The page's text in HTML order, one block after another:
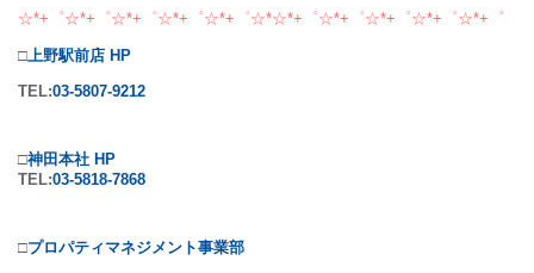
☆*+゜☆*+゜☆*+゜☆*+゜☆*+゜☆*☆*+゜☆*+゜☆*+゜☆*+゜☆*+゜
□上野駅前店 HP
TEL:03-5807-9212
□神田本社 HP
TEL:03-5818-7868
□プロパティマネジメント事業部